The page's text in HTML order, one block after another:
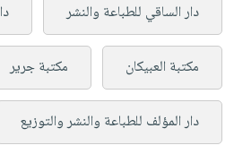
دار الساقي للطباعة والنشر
مكتبة العبيكان مكتبة جرير
دار المؤلف للطباعة والنشر والتوزيع